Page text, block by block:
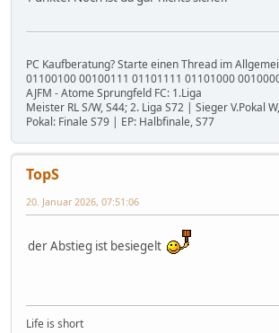
PC Kaufberatung? Starte einen Thread im
01100100 00100111 01101111 01101000
AJFM - Atome Sprungfeld FC: 1.Liga
Meister RL S/W, S44; 2. Liga S72 | Sieger V.Pokal
Pokal: Finale S79 | EP: Halbfinale, S77
TopS
20. Januar 2026, 07:51:06
der Abstieg ist besiegelt
Life is short